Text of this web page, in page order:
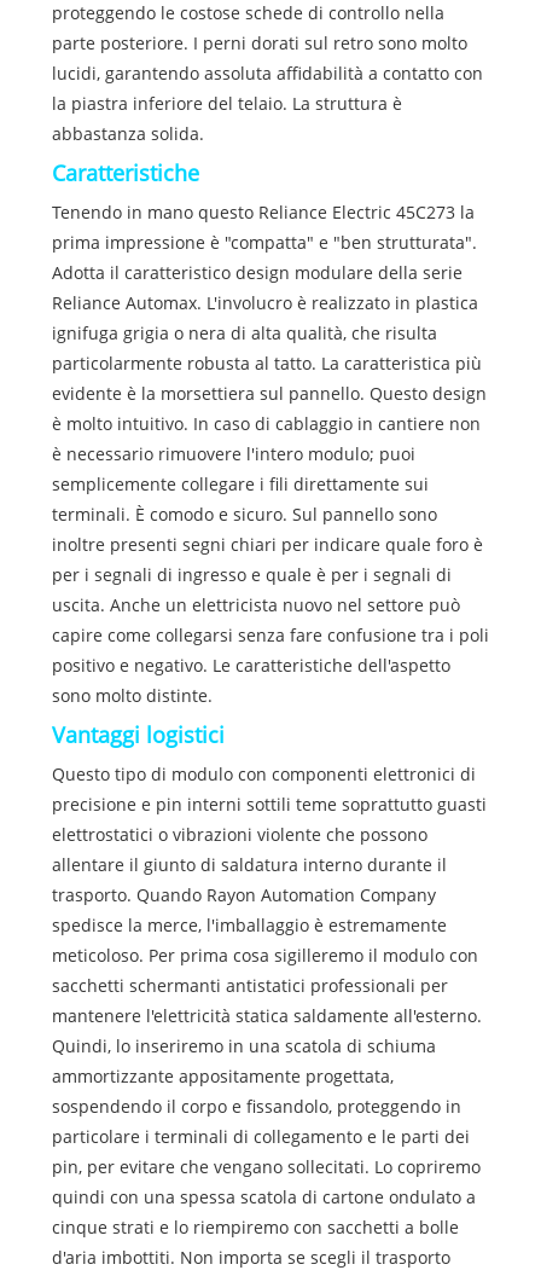
proteggendo le costose schede di controllo nella
parte posteriore. I perni dorati sul retro sono molto
lucidi, garantendo assoluta affidabilità a contatto con
la piastra inferiore del telaio. La struttura è
abbastanza solida.
Caratteristiche
Tenendo in mano questo Reliance Electric 45C273 la
prima impressione è "compatta" e "ben strutturata".
Adotta il caratteristico design modulare della serie
Reliance Automax. L'involucro è realizzato in plastica
ignifuga grigia o nera di alta qualità, che risulta
particolarmente robusta al tatto. La caratteristica più
evidente è la morsettiera sul pannello. Questo design
è molto intuitivo. In caso di cablaggio in cantiere non
è necessario rimuovere l'intero modulo; puoi
semplicemente collegare i fili direttamente sui
terminali. È comodo e sicuro. Sul pannello sono
inoltre presenti segni chiari per indicare quale foro è
per i segnali di ingresso e quale è per i segnali di
uscita. Anche un elettricista nuovo nel settore può
capire come collegarsi senza fare confusione tra i poli
positivo e negativo. Le caratteristiche dell'aspetto
sono molto distinte.
Vantaggi logistici
Questo tipo di modulo con componenti elettronici di
precisione e pin interni sottili teme soprattutto guasti
elettrostatici o vibrazioni violente che possono
allentare il giunto di saldatura interno durante il
trasporto. Quando Rayon Automation Company
spedisce la merce, l'imballaggio è estremamente
meticoloso. Per prima cosa sigilleremo il modulo con
sacchetti schermanti antistatici professionali per
mantenere l'elettricità statica saldamente all'esterno.
Quindi, lo inseriremo in una scatola di schiuma
ammortizzante appositamente progettata,
sospendendo il corpo e fissandolo, proteggendo in
particolare i terminali di collegamento e le parti dei
pin, per evitare che vengano sollecitati. Lo copriremo
quindi con una spessa scatola di cartone ondulato a
cinque strati e lo riempiremo con sacchetti a bolle
d'aria imbottiti. Non importa se scegli il trasporto